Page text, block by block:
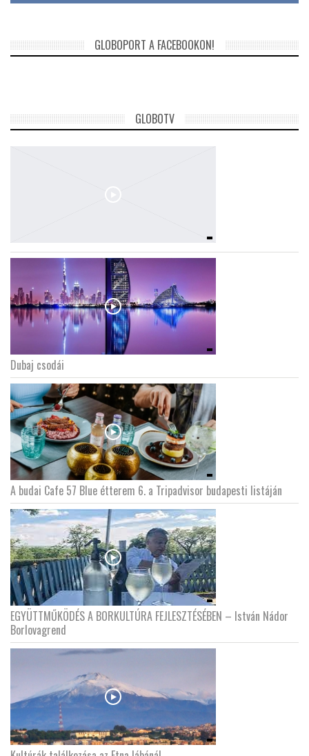
GLOBOPORT A FACEBOOKON!
GLOBOTV
Dubaj csodái
A budai Cafe 57 Blue étterem 6. a Tripadvisor budapesti listáján
EGYÜTTMŰKÖDÉS A BORKULTÚRA FEJLESZTÉSÉBEN – István Nádor
Borlovagrend